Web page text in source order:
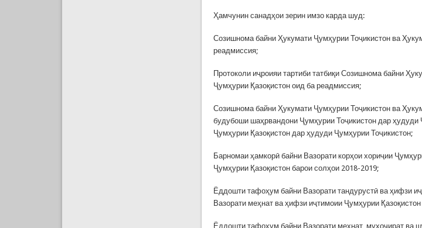
Ҳамчунин санадҳои зерин имзо карда шуд:
Созишнома байни Ҳукумати Ҷумҳурии Тоҷикистон ва
реадмиссия;
Протоколи иҷроияи тартиби татбиқи Созишнома байни
Ҷумҳурии Қазоқистон оид ба реадмиссия;
Созишнома байни Ҳукумати Ҷумҳурии Тоҷикистон ва
будубоши шаҳрвандони Ҷумҳурии Тоҷикистон дар
Ҷумҳурии Қазоқистон дар ҳудуди Ҷумҳурии Тоҷикистон;
Барномаи ҳамкорӣ байни Вазорати корҳои хориҷии
Ҷумҳурии Қазоқистон барои солҳои 2018-2019;
Ёддошти тафоҳум байни Вазорати тандурустӣ ва ҳифзи
Вазорати меҳнат ва ҳифзи иҷтимоии Ҷумҳурии
Ёддошти тафоҳум байни Вазорати меҳнат, муҳоҷират ва